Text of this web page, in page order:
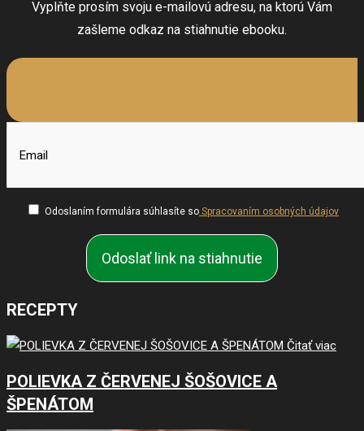
Vyplňte prosím svoju e-mailovú adresu, na ktorú Vám
zašleme odkaz na stiahnutie ebooku.
Odoslaním formulára súhlasíte so Spracovaním osobných údajov
RECEPTY
Čitať viac
POLIEVKA Z ČERVENEJ ŠOŠOVICE A
ŠPENÁTOM